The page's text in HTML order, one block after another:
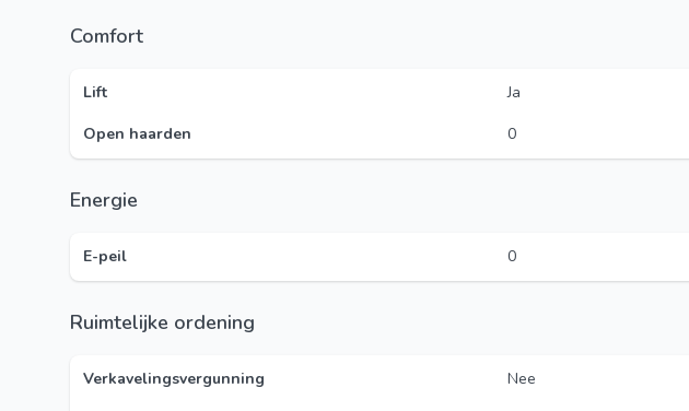
Comfort
Lift
Ja
Open haarden
0
Energie
E-peil 0
Ruimtelijke ordening
Verkavelingsvergunning
Nee